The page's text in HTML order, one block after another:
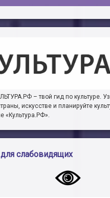
– твой гид по культуре.
искусстве и планируйте
«Культура.РФ».
слабовидящих